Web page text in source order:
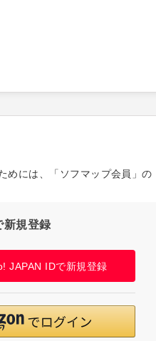
めには、「ソフマップ会員」の
新規登録
JAPAN IDで新規登録